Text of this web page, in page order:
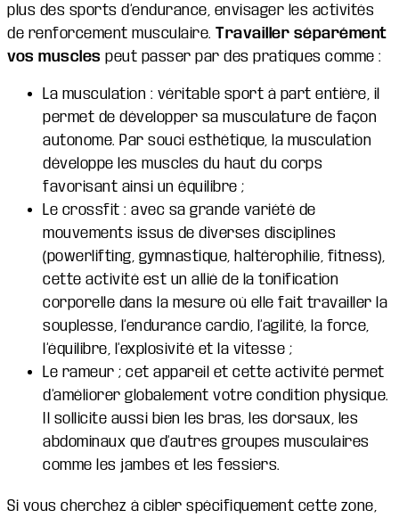
plus des sports d’endurance, envisager les activités
de renforcement musculaire. Travailler séparément
vos muscles peut passer par des pratiques comme :
La musculation : véritable sport à part entière, il
permet de développer sa musculature de façon
autonome. Par souci esthétique, la musculation
développe les muscles du haut du corps
favorisant ainsi un équilibre ;
Le crossfit : avec sa grande variété de
mouvements issus de diverses disciplines
(powerlifting, gymnastique, haltérophilie, fitness),
cette activité est un allié de la tonification
corporelle dans la mesure où elle fait travailler la
souplesse, l’endurance cardio, l’agilité, la force,
l’équilibre, l’explosivité et la vitesse ;
Le rameur ; cet appareil et cette activité permet
d’améliorer globalement votre condition physique.
Il sollicite aussi bien les bras, les dorsaux, les
abdominaux que d’autres groupes musculaires
comme les jambes et les fessiers.
Si vous cherchez à cibler spécifiquement cette zone,